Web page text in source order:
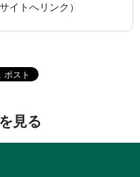
イトへリンク）
見る